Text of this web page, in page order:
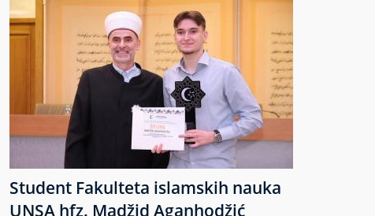
Student Fakulteta islamskih nauka
UNSA hfz. Madžid Aganhodžić